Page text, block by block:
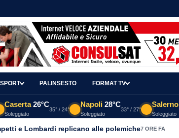
SPORT PALINSESTO FORMAT TV
Caserta 26°C
Soleggiato
35° / 24°
Napoli 28°C
Soleggiato
33° / 27°
Salerno
Soleggiato
e Lombardi replicano alle polemiche7 ORE FA